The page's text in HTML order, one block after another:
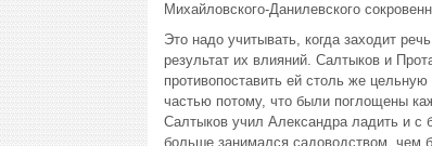
Михайловского-Данилевского
Это надо учитывать, когда заходит
результат их влияний. Салтыков и
противопоставить ей столь же
частью потому, что были поглощены
Салтыков учил Александра ладить и с
больше занимался садоводством, чем